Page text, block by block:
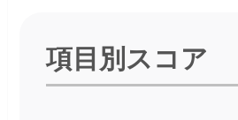
項目別スコア